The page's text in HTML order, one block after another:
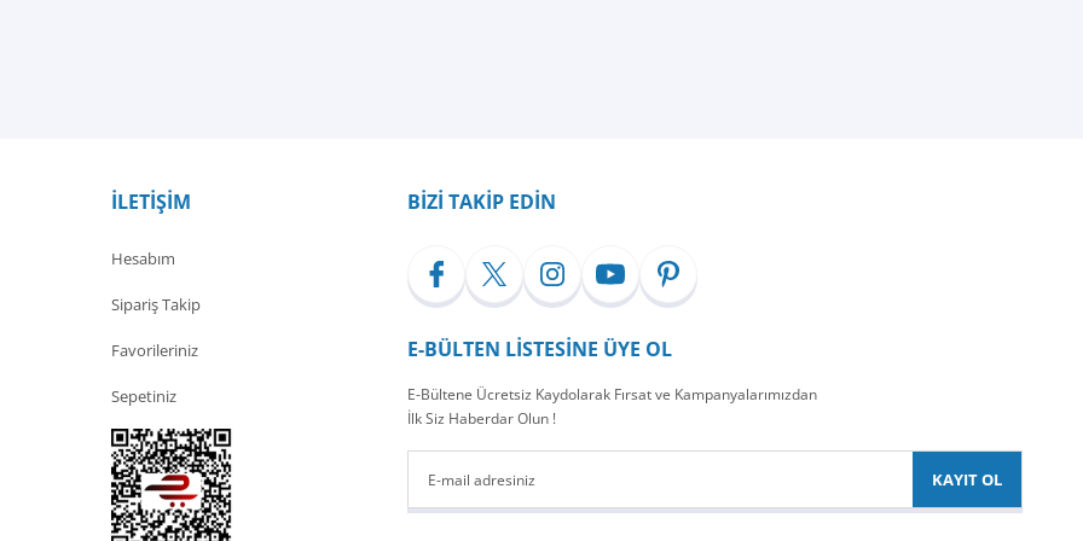
İLETİŞİM
Hesabım
Sipariş Takip
Favorileriniz
Sepetiniz
BİZİ TAKİP EDİN
E-BÜLTEN LİSTESİNE ÜYE OL
E-Bültene Ücretsiz Kaydolarak Fırsat ve Kampanyalarımızdan
İlk Siz Haberdar Olun !
KAYIT OL